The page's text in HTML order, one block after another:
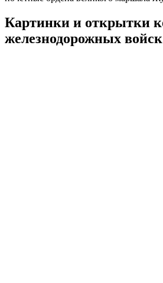
Картинки и открытки
железнодорожных войск